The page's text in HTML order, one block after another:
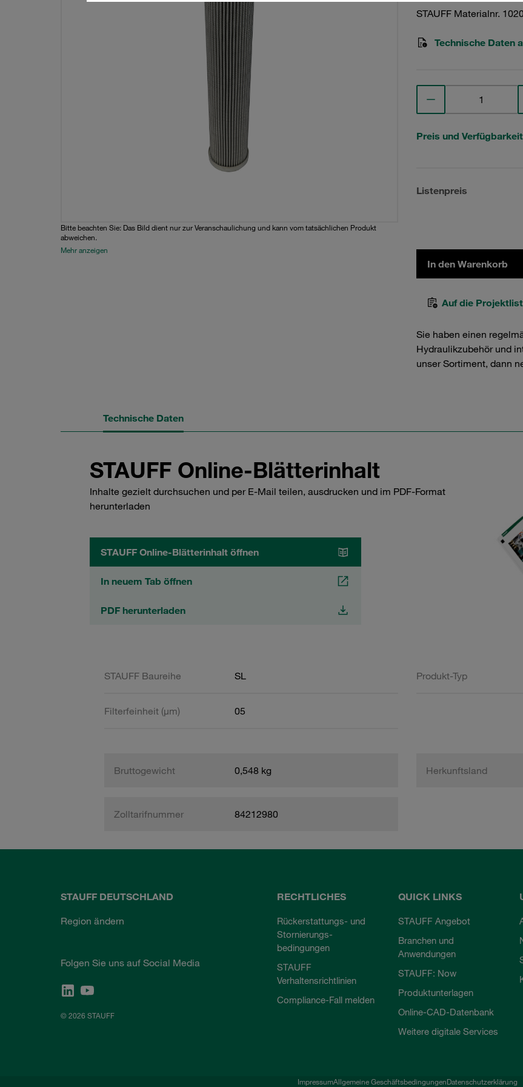
Bitte beachten Sie: Das Bild dient nur zur Veranschaulichung und kann vom tatsächlichen Produkt
abweichen.
Mehr anzeigen
STAUFF Materialnr.
Technische Daten
Preis und
Listenpreis
In den Warenkorb
Auf die
Sie haben einen
Hydraulikzubehör und
unser Sortiment, dann
Technische Daten
STAUFF Online-Blätterinhalt
Inhalte gezielt durchsuchen und per E-Mail teilen, ausdrucken und im PDF-Format
herunterladen
STAUFF Online-Blätterinhalt öffnen
In neuem Tab öffnen
PDF herunterladen
STAUFF Baureihe SL Produkt-Typ
Filterfeinheit (µm) 05
Bruttogewicht 0,548 kg Herkunftsland
Zolltarifnummer 84212980
STAUFF DEUTSCHLAND
Region ändern
Folgen Sie uns auf Social Media
© 2026 STAUFF
RECHTLICHES
Rückerstattungs- und
Stornierungs-
bedingungen
STAUFF
Verhaltensrichtlinien
Compliance-Fall melden
QUICK LINKS
STAUFF Angebot
Branchen und
Anwendungen
STAUFF: Now
Produktunterlagen
Online-CAD-Datenbank
Weitere digitale Services
ImpressumAllgemeine GeschäftsbedingungenDatenschutzerklärung